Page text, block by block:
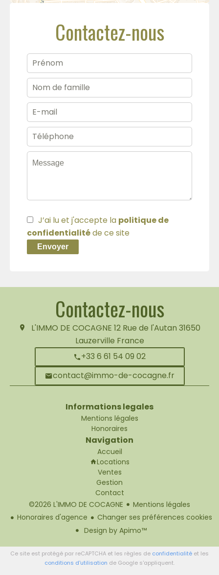
Contactez-nous
J’ai lu et j'accepte la politique de
confidentialitéde ce site
Envoyer
Contactez-nous
L'IMMO DE COCAGNE 12 Rue de l'Autan 31650
Lauzerville France
+33 6 61 54 09 02
contact@immo-de-cocagne.fr
Informations legales
Mentions légales
Honoraires
Navigation
Accueil
Locations
Ventes
Gestion
Contact
©2026 L'IMMO DE COCAGNE
Mentions légales
Honoraires d'agence
Changer ses préférences cookies
Design by Apimo™
Ce site est protégé par reCAPTCHA et les règles de confidentialité et les
conditions d'utilisation de Google s'appliquent.